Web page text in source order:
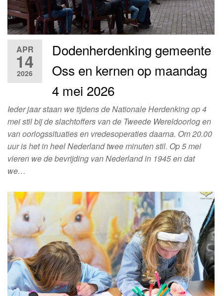
APR
14
2026
Dodenherdenking gemeente
Oss en kernen op maandag
4 mei 2026
Ieder jaar staan we tijdens de Nationale Herdenking op 4
mei stil bij de slachtoffers van de Tweede Wereldoorlog en
van oorlogssituaties en vredesoperaties daarna. Om 20.00
uur is het in heel Nederland twee minuten stil. Op 5 mei
vieren we de bevrijding van Nederland in 1945 en dat
we…